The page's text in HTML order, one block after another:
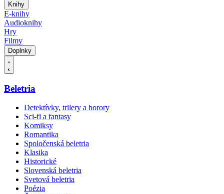
Knihy
E-knihy
Audioknihy
Hry
Filmy
Doplnky
Beletria
Detektívky, trilery a horory
Sci-fi a fantasy
Komiksy
Romantika
Spoločenská beletria
Klasika
Historické
Slovenská beletria
Svetová beletria
Poézia